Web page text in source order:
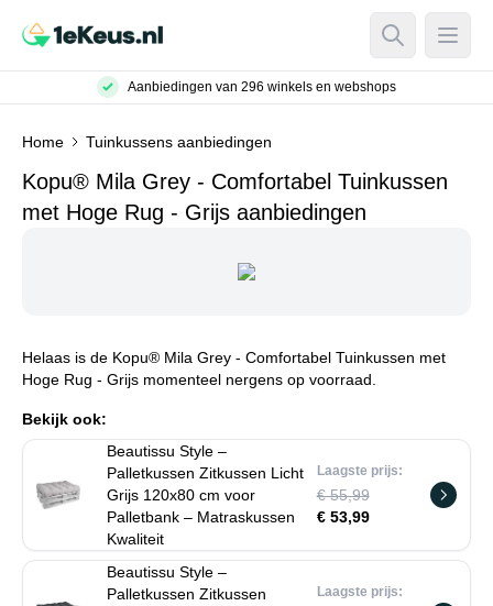
Open Open
Aanbiedingen van 296 winkels en webshops
Home Tuinkussens aanbiedingen
Kopu® Mila Grey - Comfortabel Tuinkussen
met Hoge Rug - Grijs aanbiedingen
Helaas is de Kopu® Mila Grey - Comfortabel Tuinkussen met
Hoge Rug - Grijs momenteel nergens op voorraad.
Bekijk ook:
Beautissu Style –
Palletkussen Zitkussen Licht
Grijs 120x80 cm voor
Palletbank – Matraskussen
Kwaliteit
Laagste prijs:
€ 55,99
€ 53,99
Beautissu Style –
Palletkussen Zitkussen
Laagste prijs: